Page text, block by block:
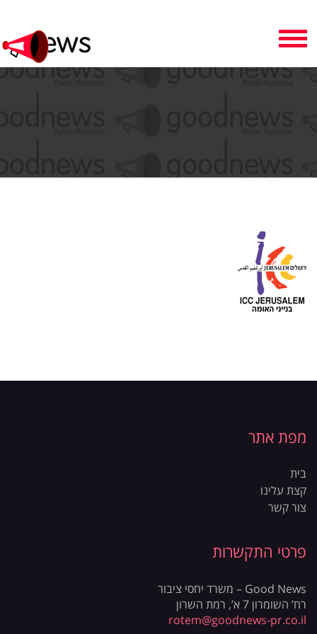
Toggle
navigation
מפת אתר
בית
קצת עלינו
צור קשר
פרטי התקשרות
Good News – משרד יחסי ציבור
רח’ השומרון 7 א’, רמת השרון
rotem@goodnews-pr.co.il